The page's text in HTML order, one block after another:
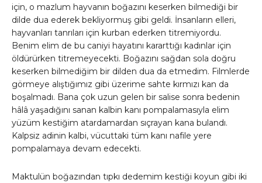
için, o mazlum hayvanın boğazını keserken bilmediği bir
dilde dua ederek bekliyormuş gibi geldi. İnsanların elleri,
hayvanları tanrıları için kurban ederken titremiyordu.
Benim elim de bu caniyi hayatını kararttığı kadınlar için
öldürürken titremeyecekti. Boğazını sağdan sola doğru
keserken bilmediğim bir dilden dua da etmedim. Filmlerde
görmeye alıştığımız gibi üzerime sahte kırmızı kan da
boşalmadı. Bana çok uzun gelen bir salise sonra bedenin
hâlâ yaşadığını sanan kalbin kanı pompalamasıyla elim
yüzüm kestiğim atardamardan sıçrayan kana bulandı.
Kalpsiz adinin kalbi, vücuttaki tüm kanı nafile yere
pompalamaya devam edecekti.
Maktulün boğazından tıpkı dedemim kestiği koyun gibi iki